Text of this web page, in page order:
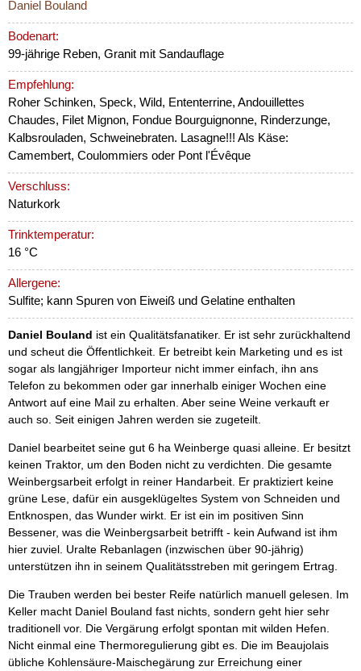
Daniel Bouland
Bodenart:
99-jährige Reben, Granit mit Sandauflage
Empfehlung:
Roher Schinken, Speck, Wild, Ententerrine, Andouillettes
Chaudes, Filet Mignon, Fondue Bourguignonne, Rinderzunge,
Kalbsrouladen, Schweinebraten. Lasagne!!! Als Käse:
Camembert, Coulommiers oder Pont l'Évêque
Verschluss:
Naturkork
Trinktemperatur:
16 °C
Allergene:
Sulfite; kann Spuren von Eiweiß und Gelatine enthalten
Daniel Bouland ist ein Qualitätsfanatiker. Er ist sehr zurückhaltend
und scheut die Öffentlichkeit. Er betreibt kein Marketing und es ist
sogar als langjähriger Importeur nicht immer einfach, ihn ans
Telefon zu bekommen oder gar innerhalb einiger Wochen eine
Antwort auf eine Mail zu erhalten. Aber seine Weine verkauft er
auch so. Seit einigen Jahren werden sie zugeteilt.
Daniel bearbeitet seine gut 6 ha Weinberge quasi alleine. Er besitzt
keinen Traktor, um den Boden nicht zu verdichten. Die gesamte
Weinbergsarbeit erfolgt in reiner Handarbeit. Er praktiziert keine
grüne Lese, dafür ein ausgeklügeltes System von Schneiden und
Entknospen, das Wunder wirkt. Er ist ein im positiven Sinn
Bessener, was die Weinbergsarbeit betrifft - kein Aufwand ist ihm
hier zuviel. Uralte Rebanlagen (inzwischen über 90-jährig)
unterstützen ihn in seinem Qualitätsstreben mit geringem Ertrag.
Die Trauben werden bei bester Reife natürlich manuell gelesen. Im
Keller macht Daniel Bouland fast nichts, sondern geht hier sehr
traditionell vor. Die Vergärung erfolgt spontan mit wilden Hefen.
Nicht einmal eine Thermoregulierung gibt es. Die im Beaujolais
übliche Kohlensäure-Maischegärung zur Erreichung einer